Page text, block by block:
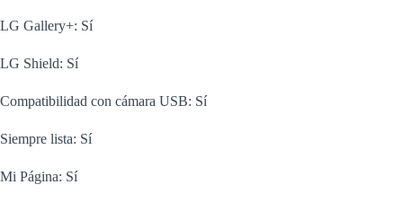
LG Gallery+: Sí
LG Shield: Sí
Compatibilidad con cámara USB: Sí
Siempre lista: Sí
Mi Página: Sí